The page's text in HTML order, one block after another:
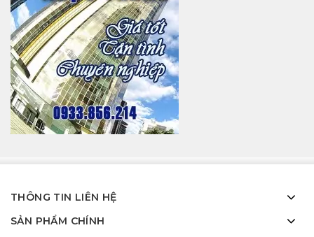
THÔNG TIN LIÊN HỆ
SẢN PHẨM CHÍNH
Công trình thi công cửa nhôm Xingfa tại Long
An
13 Th5 2024
Công trình lắp cửa nhôm Xingfa tại Biên Hòa –
18 Th1 2024